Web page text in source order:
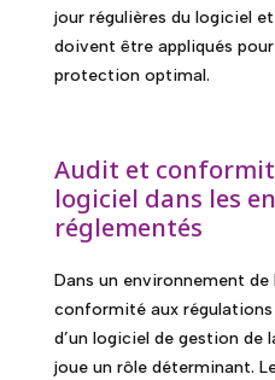
jour régulières du logiciel
doivent être appliqués
protection optimal.
Audit et
logiciel dans les
réglementés
Dans un environnement
conformité aux
d’un logiciel de gestion
joue un rôle déterminant.